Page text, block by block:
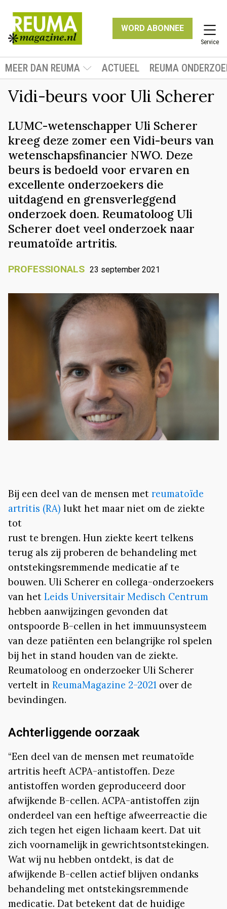
WORD ABONNEE
Service
MEER DAN REUMA ACTUEEL REUMA
Vidi-beurs voor Uli Scherer
LUMC-wetenschapper Uli Scherer
kreeg deze zomer een Vidi-beurs van
wetenschapsfinancier NWO. Deze
beurs is bedoeld voor ervaren en
excellente onderzoekers die
uitdagend en grensverleggend
onderzoek doen. Reumatoloog Uli
Scherer doet veel onderzoek naar
reumatoïde artritis.
PROFESSIONALS 23 september 2021
Bij een deel van de mensen met reumatoïde
artritis (RA) lukt het maar niet om de ziekte
tot
rust te brengen. Hun ziekte keert telkens
terug als zij proberen de behandeling met
ontstekingsremmende medicatie af te
bouwen. Uli Scherer en collega-onderzoekers
van het Leids Universitair Medisch Centrum
hebben aanwijzingen gevonden dat
ontspoorde B-cellen in het immuunsysteem
van deze patiënten een belangrijke rol spelen
bij het in stand houden van de ziekte.
Reumatoloog en onderzoeker Uli Scherer
vertelt in ReumaMagazine 2-2021 over de
bevindingen.
Achterliggende oorzaak
“Een deel van de mensen met reumatoïde
artritis heeft ACPA-antistoffen. Deze
antistoffen worden geproduceerd door
afwijkende B-cellen. ACPA-antistoffen zijn
onderdeel van een heftige afweerreactie die
zich tegen het eigen lichaam keert. Dat uit
zich voornamelijk in gewrichtsontstekingen.
Wat wij nu hebben ontdekt, is dat de
afwijkende B-cellen actief blijven ondanks
behandeling met ontstekingsremmende
medicatie. Dat betekent dat de huidige